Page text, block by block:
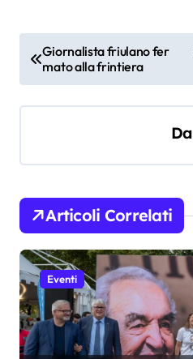
v
z
i
o
n
e
a
Giornalista friulano fer
mato alla frintiera
Da
Articoli Correlati
Eventi